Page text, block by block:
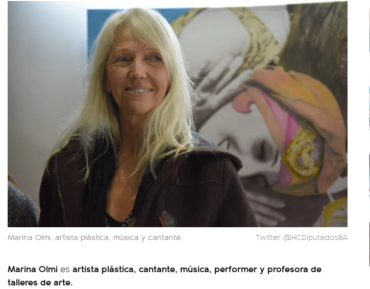
Marina Olmi, artista plástica, música y cantante. Twitter @HCDiputadosBA
Marina Olmi es artista plástica, cantante, música, performer y profesora de
talleres de arte.